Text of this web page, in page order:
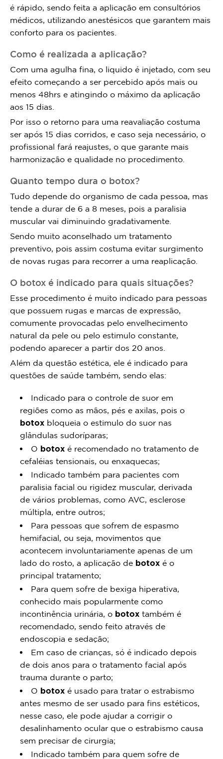
é rápido, sendo feita a aplicação em consultórios
médicos, utilizando anestésicos que garantem mais
conforto para os pacientes.
Como é realizada a aplicação?
Com uma agulha fina, o liquido é injetado, com seu
efeito começando a ser percebido após mais ou
menos 48hrs e atingindo o máximo da aplicação
aos 15 dias.
Por isso o retorno para uma reavaliação costuma
ser após 15 dias corridos, e caso seja necessário, o
profissional fará reajustes, o que garante mais
harmonização e qualidade no procedimento.
Quanto tempo dura o botox?
Tudo depende do organismo de cada pessoa, mas
tende a durar de 6 a 8 meses, pois a paralisia
muscular vai diminuindo gradativamente.
Sendo muito aconselhado um tratamento
preventivo, pois assim costuma evitar surgimento
de novas rugas para recorrer a uma reaplicação.
O botox é indicado para quais situações?
Esse procedimento é muito indicado para pessoas
que possuem rugas e marcas de expressão,
comumente provocadas pelo envelhecimento
natural da pele ou pelo estimulo constante,
podendo aparecer a partir dos 20 anos.
Além da questão estética, ele é indicado para
questões de saúde também, sendo elas:
Indicado para o controle de suor em
regiões como as mãos, pés e axilas, pois o
botox bloqueia o estimulo do suor nas
glândulas sudoríparas;
O botox é recomendado no tratamento de
cefaléias tensionais, ou enxaquecas;
Indicado também para pacientes com
paralisia facial ou rigidez muscular, derivada
de vários problemas, como AVC, esclerose
múltipla, entre outros;
Para pessoas que sofrem de espasmo
hemifacial, ou seja, movimentos que
acontecem involuntariamente apenas de um
lado do rosto, a aplicação de botox é o
principal tratamento;
Para quem sofre de bexiga hiperativa,
conhecido mais popularmente como
incontinência urinária, o botox também é
recomendado, sendo feito através de
endoscopia e sedação;
Em caso de crianças, só é indicado depois
de dois anos para o tratamento facial após
trauma durante o parto;
O botox é usado para tratar o estrabismo
antes mesmo de ser usado para fins estéticos,
nesse caso, ele pode ajudar a corrigir o
desalinhamento ocular que o estrabismo causa
sem precisar de cirurgia;
Indicado também para quem sofre de